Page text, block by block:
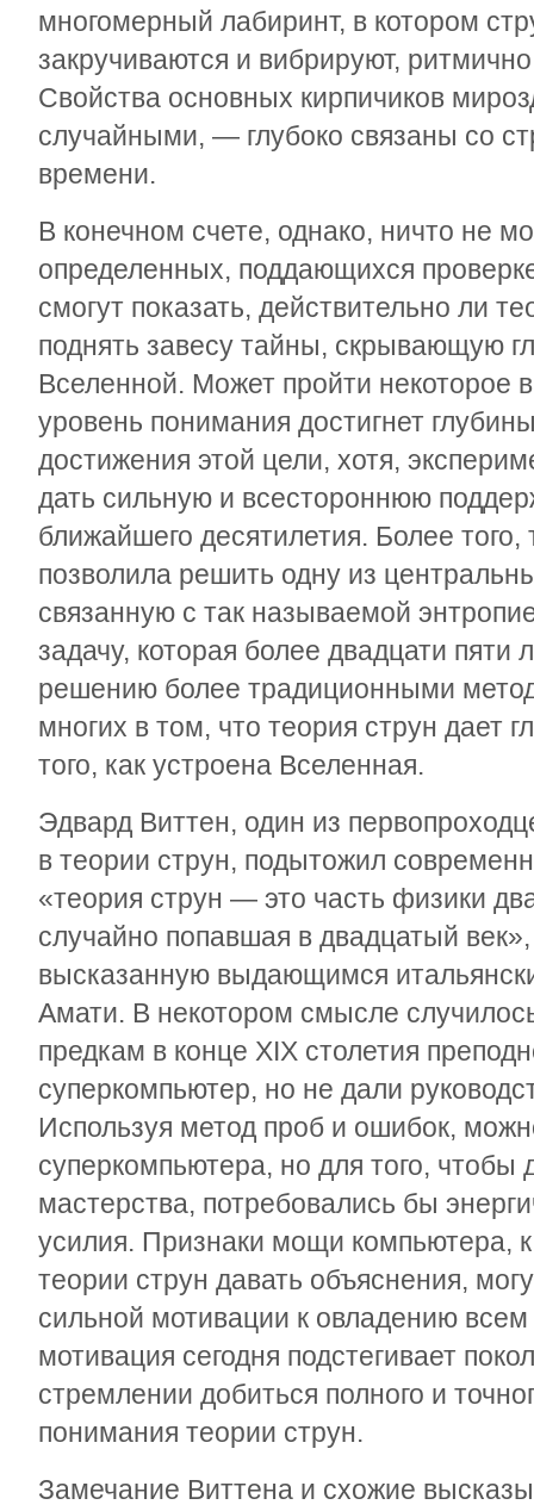
многомерный лабиринт, в котором
закручиваются и вибрируют,
Свойства основных кирпичиков
случайными, — глубоко связаны со
времени.
В конечном счете, однако, ничто не
определенных, поддающихся
смогут показать, действительно ли
поднять завесу тайны, скрывающую
Вселенной. Может пройти некоторое
уровень понимания достигнет
достижения этой цели, хотя,
дать сильную и всестороннюю
ближайшего десятилетия. Более того,
позволила решить одну из
связанную с так называемой
задачу, которая более двадцати пяти
решению более традиционными
многих в том, что теория струн дает
того, как устроена Вселенная.
Эдвард Виттен, один из
в теории струн, подытожил
«теория струн — это часть физики
случайно попавшая в двадцатый
высказанную выдающимся
Амати. В некотором смысле
предкам в конце XIX столетия
суперкомпьютер, но не дали
Используя метод проб и ошибок,
суперкомпьютера, но для того, чтобы
мастерства, потребовались бы
усилия. Признаки мощи компьютера,
теории струн давать объяснения,
сильной мотивации к овладению
мотивация сегодня подстегивает
стремлении добиться полного и
понимания теории струн.
Замечание Виттена и схожие